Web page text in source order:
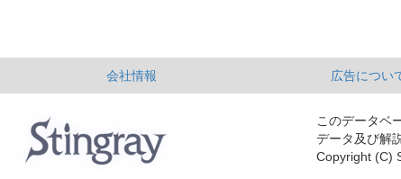
会社情報 広告につい
このデータベ
データ及び解
Copyright (C)